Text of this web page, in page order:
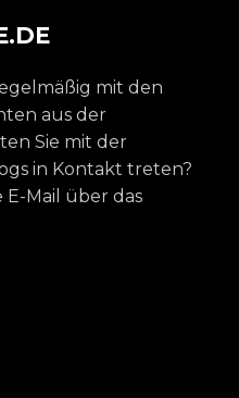
mit den
aus der
Sie mit der
in Kontakt treten?
E-Mail über das